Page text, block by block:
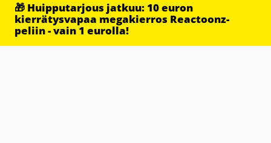
🎁 Huipputarjous jatkuu: 10 euron
kierrätysvapaa megakierros Reactoonz-
peliin - vain 1 eurolla!